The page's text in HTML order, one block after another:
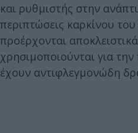
και ρυθμιστής στην
περιπτώσεις καρκίνου
προέρχονται
χρησιμοποιούνται για
έχουν αντιφλεγμονώδη